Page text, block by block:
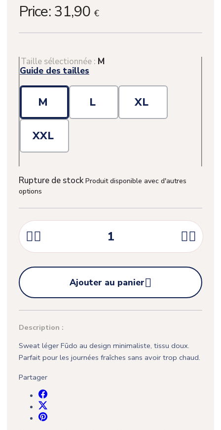
Price: 31,90 €
Taille sélectionnée : M
Guide des tailles
M L XL
XXL
Rupture de stock Produit disponible avec d'autres
options
 

Ajouter au panier
Description :
Sweat léger Fūdo au design minimaliste, tissu doux.
Parfait pour les journées fraîches sans avoir trop chaud.
Partager